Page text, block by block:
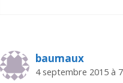
baumaux
4 septembre 2015 à